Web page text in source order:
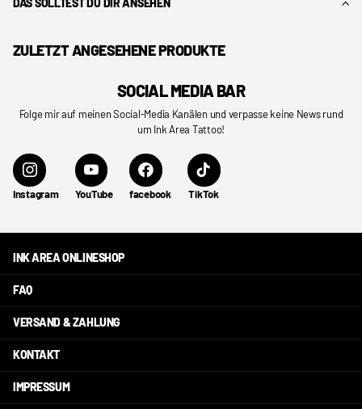
ZULETZT ANGESEHENE PRODUKTE
SOCIAL MEDIA BAR
Folge mir auf meinen Social-Media Kanälen und verpasse keine News rund
um Ink Area Tattoo!
Instagram YouTube facebook TikTok
INK AREA ONLINESHOP
FAQ
VERSAND & ZAHLUNG
KONTAKT
IMPRESSUM